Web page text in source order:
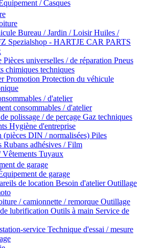
/ Casques
Bureau / Jardin / Loisir Huiles /
Spezialshop - HARTJE CAR PARTS
Pièces universelles / de réparation Pneus
chimiques techniques
Promotion Protection du véhicule
/ d'atelier
consommables / d'atelier
polissage / de perçage Gaz techniques
Hygiène d'entreprise
DIN / normalisées) Piles
Rubans adhésives / Film
Vêtements Tuyaux
de garage
de garage
de location Besoin d'atelier Outillage
/ camionnette / remorque Outillage
lubrification Outils à main Service de
service Technique d'essai / mesure